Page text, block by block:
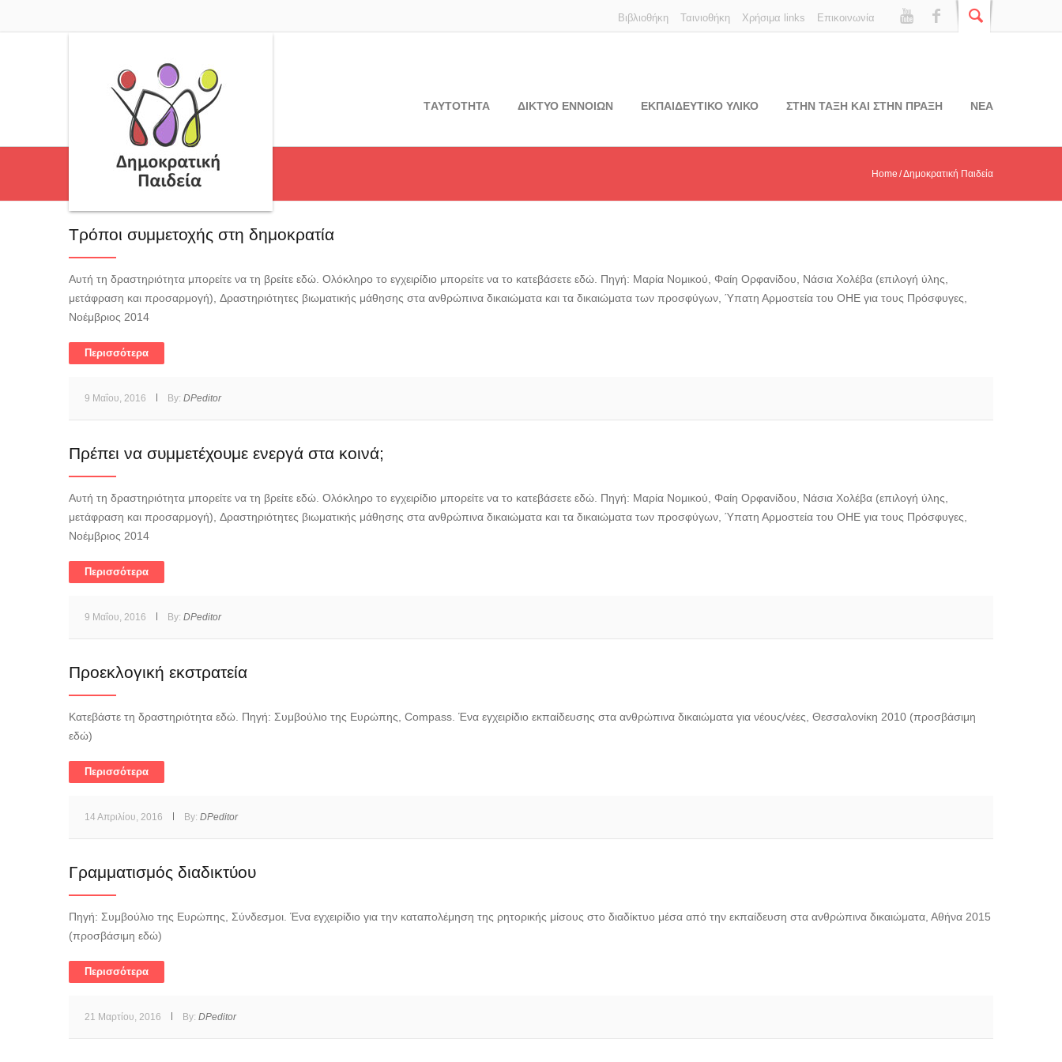
Επικοινωνία
Χρήσιμα links
Ταινιοθήκη
Βιβλιοθήκη
TΑΥΤΟΤΗΤΑ ΔΙΚΤΥΟ ΕΝΝΟΙΩΝ ΕΚΠΑΙΔΕΥΤΙΚΟ ΥΛΙΚΟ ΣΤΗΝ ΤΑΞΗ ΚΑΙ ΣΤΗΝ ΠΡΑΞΗ ΝΕΑ
Home Δημοκρατική Παιδεία
Τρόποι συμμετοχής στη δημοκρατία
Αυτή τη δραστηριότητα μπορείτε να τη βρείτε εδώ. Ολόκληρο το εγχειρίδιο μπορείτε να το κατεβάσετε εδώ. Πηγή: Μαρία Νομικού, Φαίη Ορφανίδου, Νάσια Χολέβα (επιλογή ύλης,
μετάφραση και προσαρμογή), Δραστηριότητες βιωματικής μάθησης στα ανθρώπινα δικαιώματα και τα δικαιώματα των προσφύγων, Ύπατη Αρμοστεία του ΟΗΕ για τους Πρόσφυγες,
Νοέμβριος 2014
Περισσότερα
9 Μαΐου, 2016 By: DPeditor
Πρέπει να συμμετέχουμε ενεργά στα κοινά;
Αυτή τη δραστηριότητα μπορείτε να τη βρείτε εδώ. Ολόκληρο το εγχειρίδιο μπορείτε να το κατεβάσετε εδώ. Πηγή: Μαρία Νομικού, Φαίη Ορφανίδου, Νάσια Χολέβα (επιλογή ύλης,
μετάφραση και προσαρμογή), Δραστηριότητες βιωματικής μάθησης στα ανθρώπινα δικαιώματα και τα δικαιώματα των προσφύγων, Ύπατη Αρμοστεία του ΟΗΕ για τους Πρόσφυγες,
Νοέμβριος 2014
Περισσότερα
9 Μαΐου, 2016 By: DPeditor
Προεκλογική εκστρατεία
Κατεβάστε τη δραστηριότητα εδώ. Πηγή: Συμβούλιο της Ευρώπης, Compass. Ένα εγχειρίδιο εκπαίδευσης στα ανθρώπινα δικαιώματα για νέους/νέες, Θεσσαλονίκη 2010 (προσβάσιμη
εδώ)
Περισσότερα
14 Απριλίου, 2016 By: DPeditor
Γραμματισμός διαδικτύου
Πηγή: Συμβούλιο της Ευρώπης, Σύνδεσμοι. Ένα εγχειρίδιο για την καταπολέμηση της ρητορικής μίσους στο διαδίκτυο μέσα από την εκπαίδευση στα ανθρώπινα δικαιώματα, Αθήνα 2015
(προσβάσιμη εδώ)
Περισσότερα
21 Μαρτίου, 2016 By: DPeditor